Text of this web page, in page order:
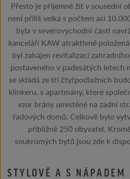
Přesto je příjemné žít v sousední
není příliš velká s počtem asi
byla v severovýchodní části
kanceláří KAW atraktivně
byl zahájen revitalizací
postaveného v padesátých
se skládá ze tří čtyřpodlažních
klinkeru, s apartmány, které
vzor brány umístěné na zadní
řadových domů. Celkově bylo
přibližně 250 obyvatel.
soukromých bytů jsou zde k
STYLOVĚ A S NÁPADEM